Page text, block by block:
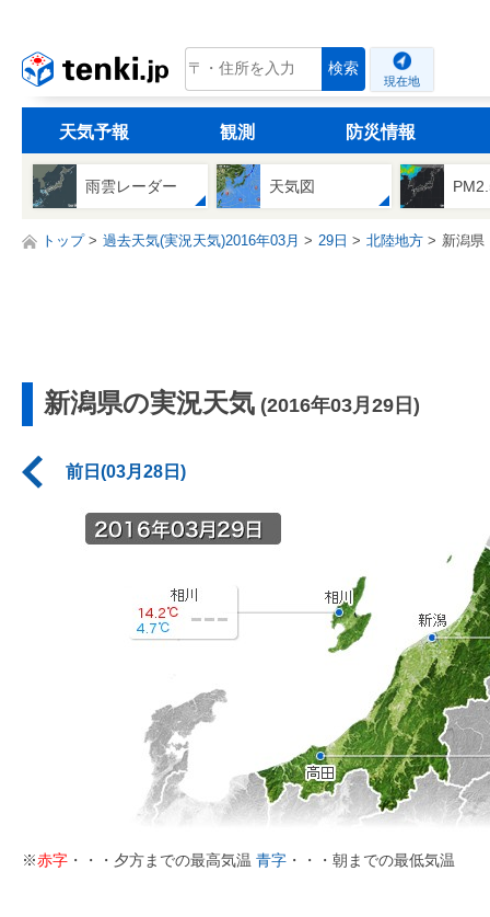
tenki.jp 検索
現在地
天気予報 観測 防災情報
雨雲レーダー 天気図
トップ 過去天気(実況天気)2016年03月 29日 北陸地方 新潟県
新潟県の実況天気 (2016年03月29日)
前日(03月28日)
※赤字 ・・・夕方までの最高気温 青字 ・・・朝までの最低気温